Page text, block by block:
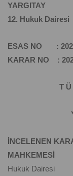
YARGITAY
12. Hukuk Dairesi
ESAS NO :
KARAR NO :
T
İNCELENEN
Hukuk Dairesi